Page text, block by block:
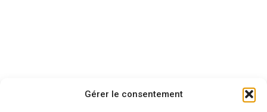
Gérer le consentement